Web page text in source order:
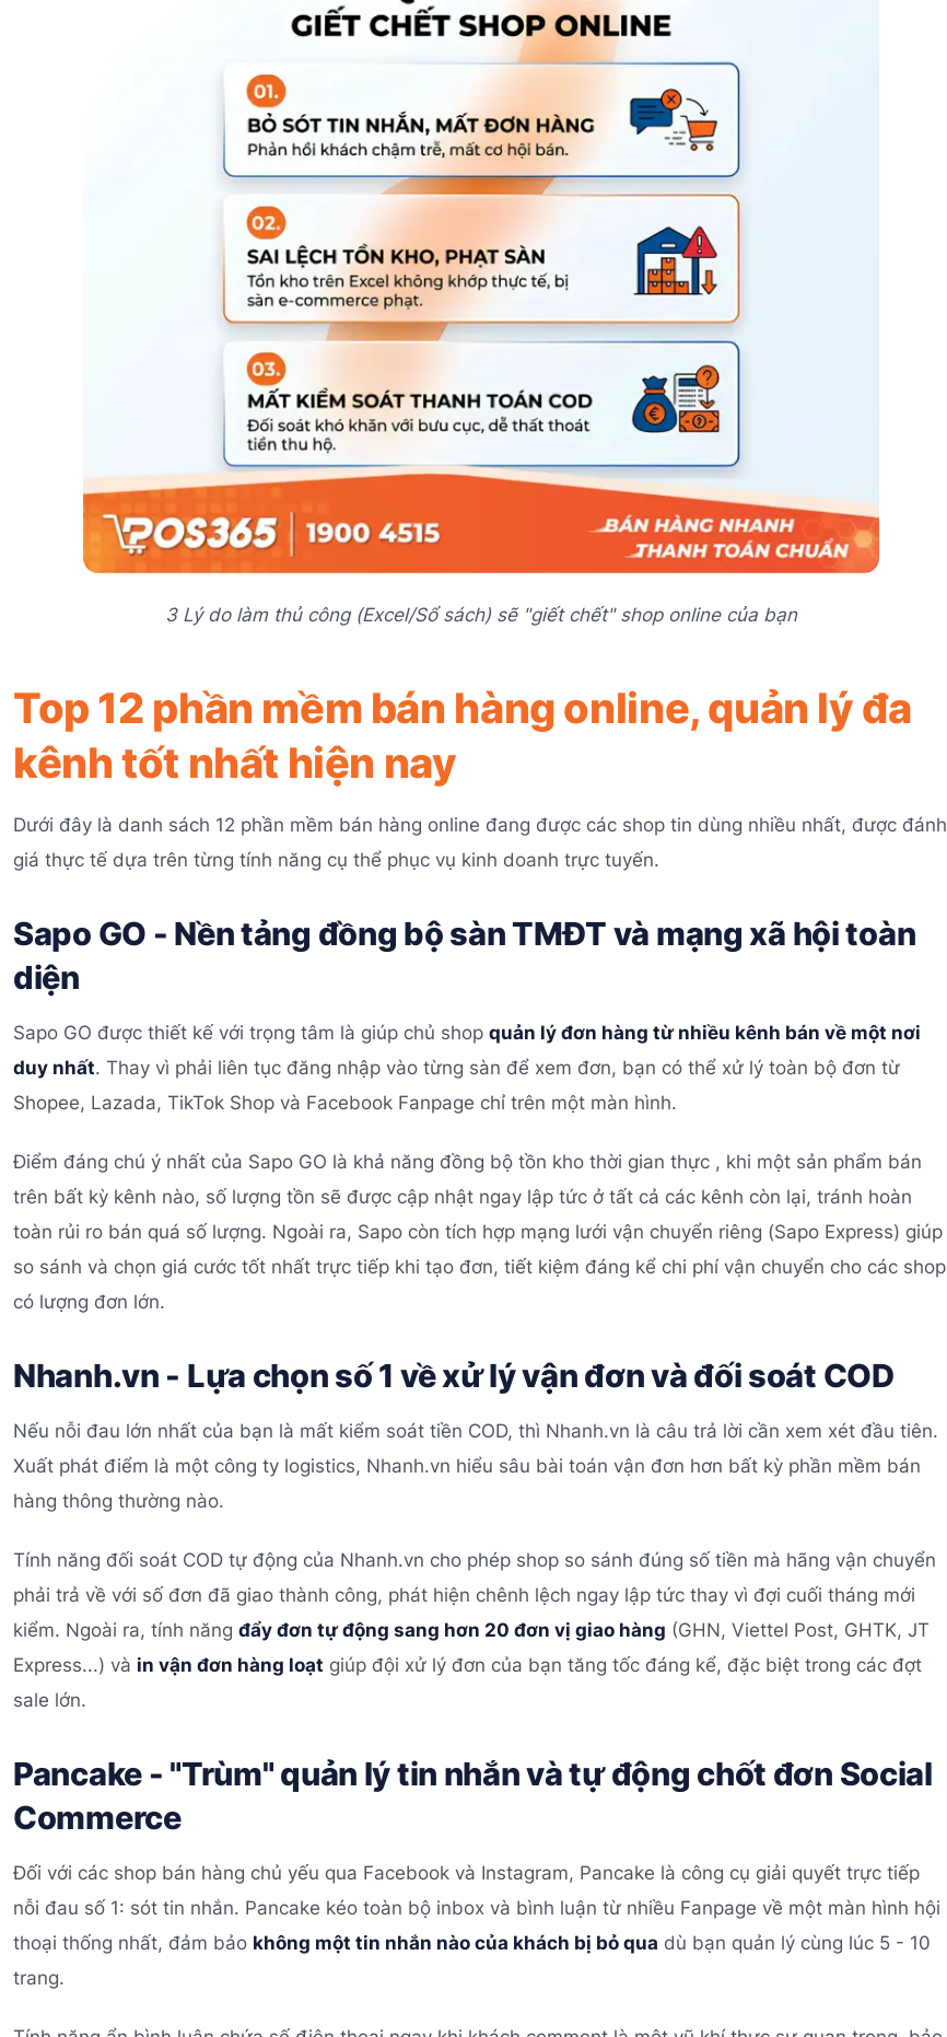
3 Lý do làm thủ công (Excel/Sổ sách) sẽ "giết chết" shop online của bạn
Top 12 phần mềm bán hàng online, quản lý đa
kênh tốt nhất hiện nay
Dưới đây là danh sách 12 phần mềm bán hàng online đang được các shop tin dùng nhiều nhất, được đánh
giá thực tế dựa trên từng tính năng cụ thể phục vụ kinh doanh trực tuyến.
Sapo GO - Nền tảng đồng bộ sàn TMĐT và mạng xã hội toàn
diện
Sapo GO được thiết kế với trọng tâm là giúp chủ shop quản lý đơn hàng từ nhiều kênh bán về một nơi
duy nhất. Thay vì phải liên tục đăng nhập vào từng sàn để xem đơn, bạn có thể xử lý toàn bộ đơn từ
Shopee, Lazada, TikTok Shop và Facebook Fanpage chỉ trên một màn hình.
Điểm đáng chú ý nhất của Sapo GO là khả năng đồng bộ tồn kho thời gian thực , khi một sản phẩm bán
trên bất kỳ kênh nào, số lượng tồn sẽ được cập nhật ngay lập tức ở tất cả các kênh còn lại, tránh hoàn
toàn rủi ro bán quá số lượng. Ngoài ra, Sapo còn tích hợp mạng lưới vận chuyển riêng (Sapo Express) giúp
so sánh và chọn giá cước tốt nhất trực tiếp khi tạo đơn, tiết kiệm đáng kể chi phí vận chuyển cho các shop
có lượng đơn lớn.
Nhanh.vn - Lựa chọn số 1 về xử lý vận đơn và đối soát COD
Nếu nỗi đau lớn nhất của bạn là mất kiểm soát tiền COD, thì Nhanh.vn là câu trả lời cần xem xét đầu tiên.
Xuất phát điểm là một công ty logistics, Nhanh.vn hiểu sâu bài toán vận đơn hơn bất kỳ phần mềm bán
hàng thông thường nào.
Tính năng đối soát COD tự động của Nhanh.vn cho phép shop so sánh đúng số tiền mà hãng vận chuyển
phải trả về với số đơn đã giao thành công, phát hiện chênh lệch ngay lập tức thay vì đợi cuối tháng mới
kiểm. Ngoài ra, tính năng đẩy đơn tự động sang hơn 20 đơn vị giao hàng (GHN, Viettel Post, GHTK, JT
Express...) và in vận đơn hàng loạt giúp đội xử lý đơn của bạn tăng tốc đáng kể, đặc biệt trong các đợt
sale lớn.
Pancake - "Trùm" quản lý tin nhắn và tự động chốt đơn Social
Commerce
Đối với các shop bán hàng chủ yếu qua Facebook và Instagram, Pancake là công cụ giải quyết trực tiếp
nỗi đau số 1: sót tin nhắn. Pancake kéo toàn bộ inbox và bình luận từ nhiều Fanpage về một màn hình hội
thoại thống nhất, đảm bảo không một tin nhắn nào của khách bị bỏ qua dù bạn quản lý cùng lúc 5 - 10
trang.